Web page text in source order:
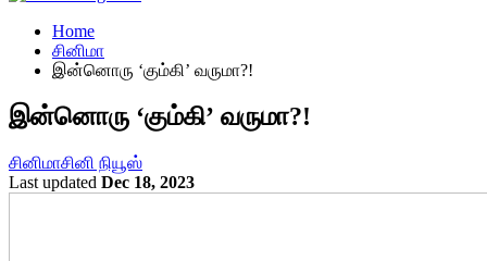
Home
சினிமா
இன்னொரு ‘கும்கி’ வருமா?!
இன்னொரு ‘கும்கி’ வருமா?!
சினிமாசினி நியூஸ்
Last updated Dec 18, 2023